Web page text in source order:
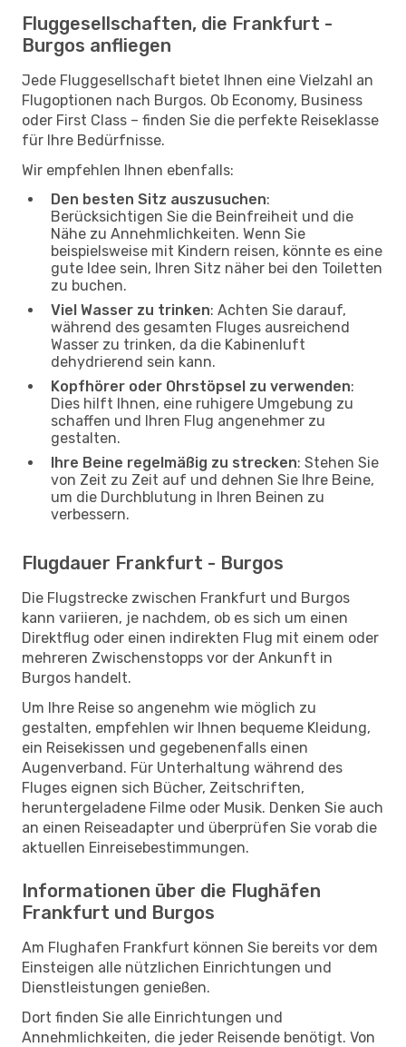
Fluggesellschaften, die Frankfurt -
Burgos anfliegen
Jede Fluggesellschaft bietet Ihnen eine Vielzahl an
Flugoptionen nach Burgos. Ob Economy, Business
oder First Class – finden Sie die perfekte Reiseklasse
für Ihre Bedürfnisse.
Wir empfehlen Ihnen ebenfalls:
Den besten Sitz auszusuchen:
Berücksichtigen Sie die Beinfreiheit und die
Nähe zu Annehmlichkeiten. Wenn Sie
beispielsweise mit Kindern reisen, könnte es eine
gute Idee sein, Ihren Sitz näher bei den Toiletten
zu buchen.
Viel Wasser zu trinken: Achten Sie darauf,
während des gesamten Fluges ausreichend
Wasser zu trinken, da die Kabinenluft
dehydrierend sein kann.
Kopfhörer oder Ohrstöpsel zu verwenden:
Dies hilft Ihnen, eine ruhigere Umgebung zu
schaffen und Ihren Flug angenehmer zu
gestalten.
Ihre Beine regelmäßig zu strecken: Stehen Sie
von Zeit zu Zeit auf und dehnen Sie Ihre Beine,
um die Durchblutung in Ihren Beinen zu
verbessern.
Flugdauer Frankfurt - Burgos
Die Flugstrecke zwischen Frankfurt und Burgos
kann variieren, je nachdem, ob es sich um einen
Direktflug oder einen indirekten Flug mit einem oder
mehreren Zwischenstopps vor der Ankunft in
Burgos handelt.
Um Ihre Reise so angenehm wie möglich zu
gestalten, empfehlen wir Ihnen bequeme Kleidung,
ein Reisekissen und gegebenenfalls einen
Augenverband. Für Unterhaltung während des
Fluges eignen sich Bücher, Zeitschriften,
heruntergeladene Filme oder Musik. Denken Sie auch
an einen Reiseadapter und überprüfen Sie vorab die
aktuellen Einreisebestimmungen.
Informationen über die Flughäfen
Frankfurt und Burgos
Am Flughafen Frankfurt können Sie bereits vor dem
Einsteigen alle nützlichen Einrichtungen und
Dienstleistungen genießen.
Dort finden Sie alle Einrichtungen und
Annehmlichkeiten, die jeder Reisende benötigt. Von